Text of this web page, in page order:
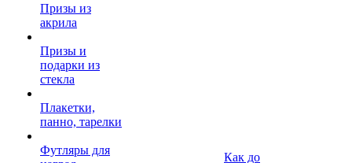
Призы из
акрила
Призы и
подарки из
стекла
Плакетки,
панно, тарелки
Футляры для
Как до